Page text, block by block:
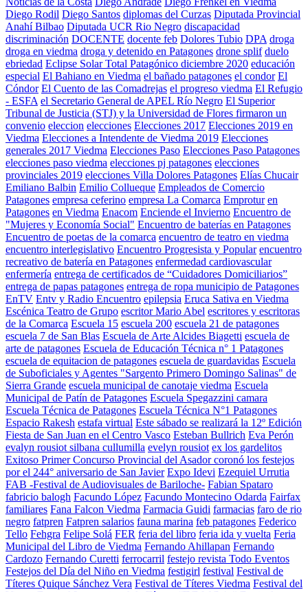
Diego Rodil Diego Santos diplomas del Curzas Diputada Provincial
Anahí Bilbao Diputada UCR Rio Negro discapacidad
discriminación DOCENTE docente feb Dolores Tubio DPA droga
droga en viedma droga y detenido en Patagones drone splif duelo
ebriedad Eclipse Solar Total Patagónico diciembre 2020 educación
especial El Bahiano en Viedma el bañado patagones el condor El
Cóndor El Cuento de las Comadrejas el progreso viedma El Refugio
- ESFA el Secretario General de APEL Río Negro El Superior
Tribunal de Justicia (STJ) y la Universidad de Flores firmaron un
convenio eleccion elecciones Elecciones 2017 Elecciones 2019 en
Viedma Elecciones a Intendente de Viedma 2019 Elecciones
generales 2017 Viedma Elecciones Paso Elecciones Paso Patagones
elecciones paso viedma elecciones pj patagones elecciones
provinciales 2019 elecciones Villa Dolores Patagones Elías Chucair
Emiliano Balbin Emilio Collueque Empleados de Comercio
Patagones empresa ceferino empresa La Comarca Emprotur en
Patagones en Viedma Enacom Enciende el Invierno Encuentro de
"Mujeres y Economía Social" Encuentro de baterías en Patagones
Encuentro de poetas de la comarca encuentro de teatro en viedma
encuentro interlegislativo Encuentro Progresista y Popular encuentro
recreativo de batería en Patagones enfermedad cardiovascular
enfermería entrega de certificados de “Cuidadores Domiciliarios”
entrega de papas patagones entrega de ropa municipio de Patagones
EnTV Entv y Radio Encuentro epilepsia Eruca Sativa en Viedma
Escénica Teatro de Grupo escritor Mario Abel escritores y escritoras
de la Comarca Escuela 15 escuela 200 escuela 21 de patagones
escuela 7 de San Blas Escuela de Arte Alcides Biagetti escuela de
arte de patagones Escuela de Educación Técnica n° 1 Patagones
escuela de equitacion de patagones escuela de guardavidas Escuela
de Suboficiales y Agentes "Sargento Primero Domingo Salinas" de
Sierra Grande escuela municipal de canotaje viedma Escuela
Municipal de Patín de Patagones Escuela Spegazzini camara
Escuela Técnica de Patagones Escuela Técnica N°1 Patagones
Espacio Rakesh estafa virtual Este sábado se realizará la 12º Edición
Fiesta de San Juan en el Centro Vasco Esteban Bullrich Eva Perón
evalyn rousiot silbana cullumilla evelyn rousiot ex los gardelitos
Exitoso Primer Concurso Provincial del Asador coronó los festejos
por el 244° aniversario de San Javier Expo Idevi Ezequiel Urrutia
FAB -Festival de Audiovisuales de Bariloche- Fabian Spataro
fabricio balogh Facundo López Facundo Montecino Odarda Fairfax
familiares Fana Falcon Viedma Farmacia Guidi farmacias faro de rio
negro fatpren Fatpren salarios fauna marina feb patagones Federico
Tello Fehgra Felipe Solá FER feria del libro feria ida y vuelta Feria
Municipal del Libro de Viedma Fernando Ahillapan Fernando
Cardozo Fernando Curetti ferrocarril festejo revista Todo Eventos
Festejos del Día del Niño en Viedma festigirl festival Festival de
Títeres Quique Sánchez Vera Festival de Títeres Viedma Festival del